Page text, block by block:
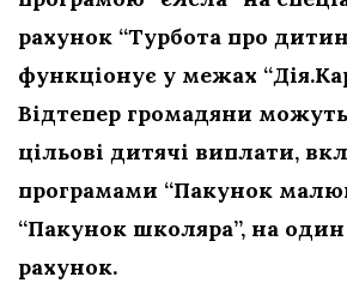
рахунок “Турбота про
функціонує у межах
Відтепер громадяни
цільові дитячі виплати,
програмами “Пакунок
“Пакунок школяра”, на
рахунок.